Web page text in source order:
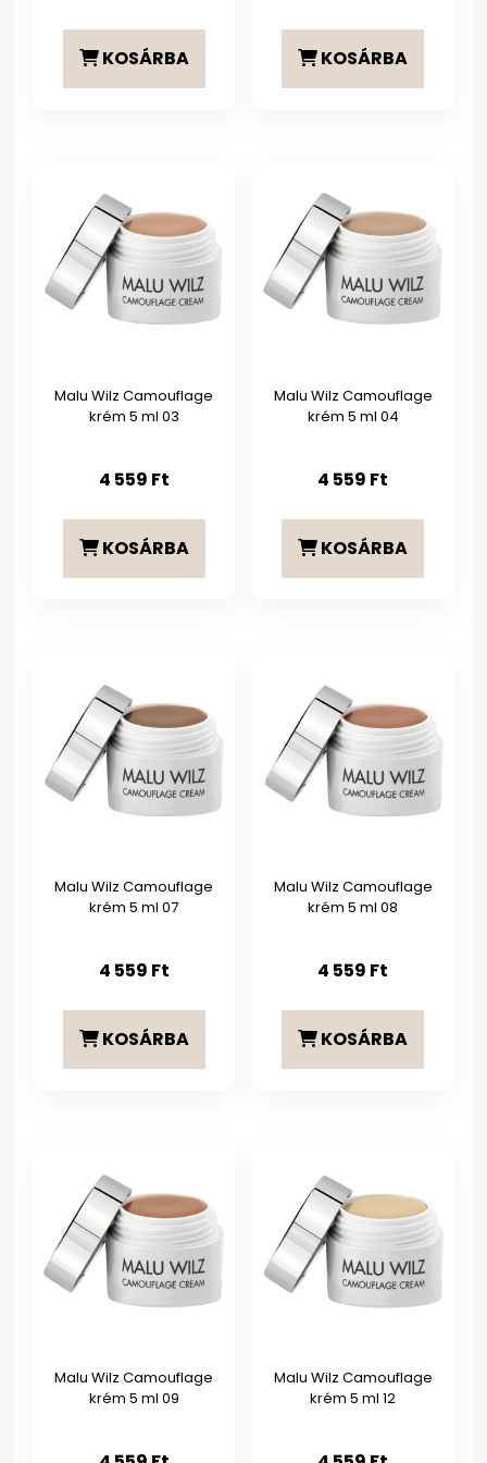
KOSÁRBA KOSÁRBA
Malu Wilz Camouflage
krém 5 ml 03
4 559 Ft
KOSÁRBA
Malu Wilz Camouflage
krém 5 ml 04
4 559 Ft
KOSÁRBA
Malu Wilz Camouflage
krém 5 ml 07
4 559 Ft
KOSÁRBA
Malu Wilz Camouflage
krém 5 ml 08
4 559 Ft
KOSÁRBA
Malu Wilz Camouflage
krém 5 ml 09
Malu Wilz Camouflage
krém 5 ml 12